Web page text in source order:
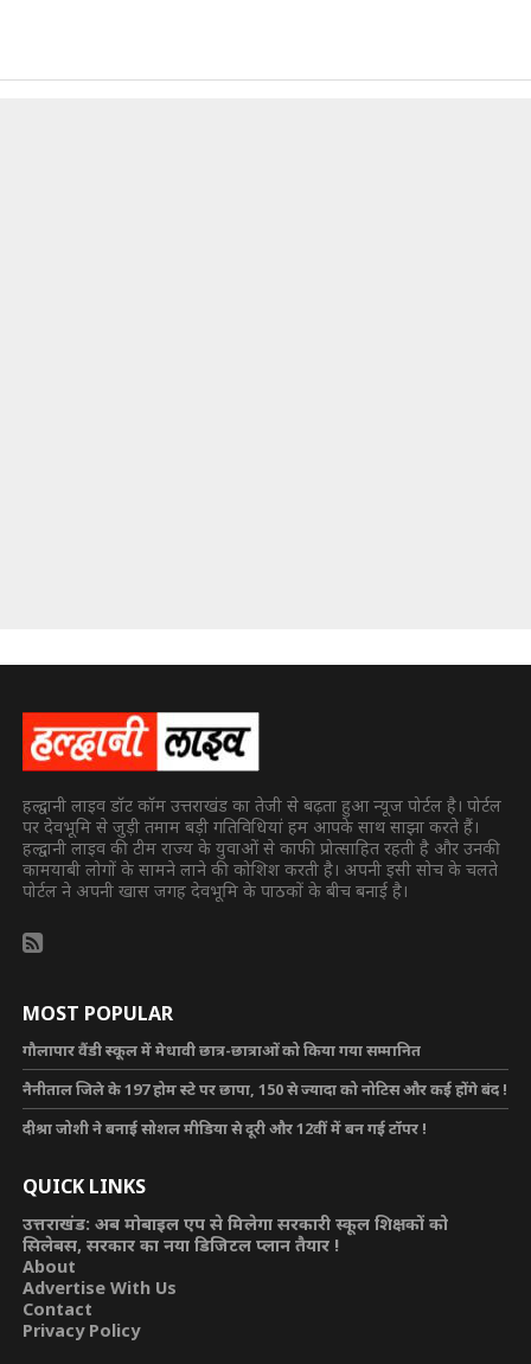
हल्द्वानी लाइव डॉट कॉम उत्तराखंड का तेजी से बढ़ता हुआ न्यूज पोर्टल है। पोर्टल
पर देवभूमि से जुड़ी तमाम बड़ी गतिविधियां हम आपके साथ साझा करते हैं।
हल्द्वानी लाइव की टीम राज्य के युवाओं से काफी प्रोत्साहित रहती है और उनकी
कामयाबी लोगों के सामने लाने की कोशिश करती है। अपनी इसी सोच के चलते
पोर्टल ने अपनी खास जगह देवभूमि के पाठकों के बीच बनाई है।
MOST POPULAR
गौलापार वैंडी स्कूल में मेधावी छात्र-छात्राओं को किया गया सम्मानित
नैनीताल जिले के 197 होम स्टे पर छापा, 150 से ज्यादा को नोटिस और कई होंगे बंद !
दीश्रा जोशी ने बनाई सोशल मीडिया से दूरी और 12वीं में बन गई टॉपर !
QUICK LINKS
उत्तराखंड: अब मोबाइल एप से मिलेगा सरकारी स्कूल शिक्षकों को
सिलेबस, सरकार का नया डिजिटल प्लान तैयार !
About
Advertise With Us
Contact
Privacy Policy